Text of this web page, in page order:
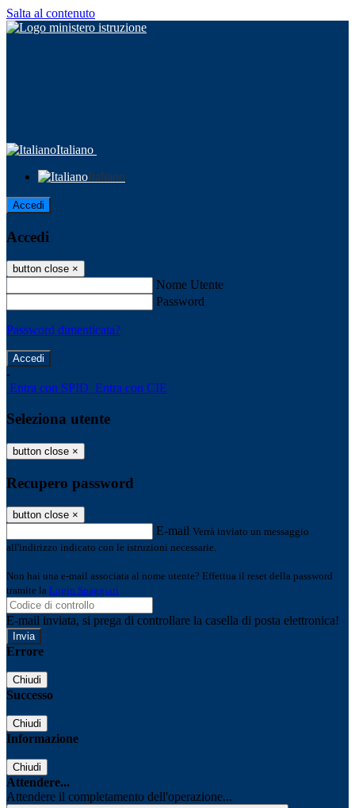
Salta al contenuto
Italiano
Italiano
Accedi
Accedi
button close ×
Nome Utente
Password
Password dimenticata?
-
Entra con SPID Entra con CIE
Seleziona utente
button close ×
Recupero password
button close ×
E-mail Verrà inviato un messaggio
all'indirizzo indicato con le istruzioni necessarie.
Non hai una e-mail associata al nome utente? Effettua il reset della password
tramite la Login Spaggiari
E-mail inviata, si prega di controllare la casella di posta elettronica!
Errore
Chiudi
Successo
Chiudi
Informazione
Chiudi
Attendere...
Attendere il completamento dell'operazione...